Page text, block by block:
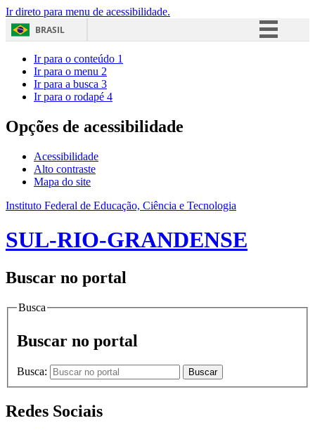
Ir direto para menu de acessibilidade.
BRASIL
Acesso à informação
Ir para o conteúdo 1
Ir para o menu 2
Ir para a busca 3
Ir para o rodapé 4
Opções de acessibilidade
Acessibilidade
Alto contraste
Mapa do site
Instituto Federal de Educação, Ciência e Tecnologia
SUL-RIO-GRANDENSE
Buscar no portal
Busca
Buscar no portal
Busca: Buscar
Redes Sociais